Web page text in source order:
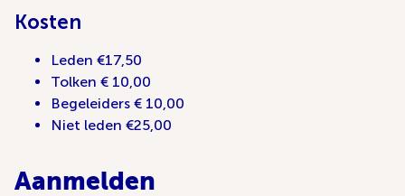
Kosten
Leden €17,50
Tolken € 10,00
Begeleiders € 10,00
Niet leden €25,00
Aanmelden